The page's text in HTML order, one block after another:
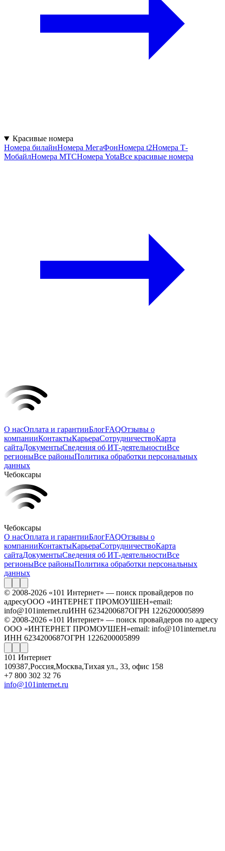
Красивые номера
Номера билайнНомера МегаФонНомера t2Номера Т-
МобайлНомера МТСНомера YotaВсе красивые номера
О насОплата и гарантииБлогFAQОтзывы о
компанииКонтактыКарьераСотрудничествоКарта
сайтаДокументыСведения об ИТ-деятельностиВсе
регионыВсе районыПолитика обработки персональных
данных
Чебоксары
Чебоксары
О насОплата и гарантииБлогFAQОтзывы о
компанииКонтактыКарьераСотрудничествоКарта
сайтаДокументыСведения об ИТ-деятельностиВсе
регионыВсе районыПолитика обработки персональных
данных
© 2008-2026 «101 Интернет» — поиск провайдеров по
адресуООО «ИНТЕРНЕТ ПРОМОУШЕН»email:
info@101internet.ruИНН 6234200687ОГРН 1226200005899
© 2008-2026 «101 Интернет» — поиск провайдеров по адресу
ООО «ИНТЕРНЕТ ПРОМОУШЕН»email: info@101internet.ru
ИНН 6234200687ОГРН 1226200005899
101 Интернет
109387,Россия,Москва,Тихая ул., 33, офис 158
+7 800 302 32 76
info@101internet.ru